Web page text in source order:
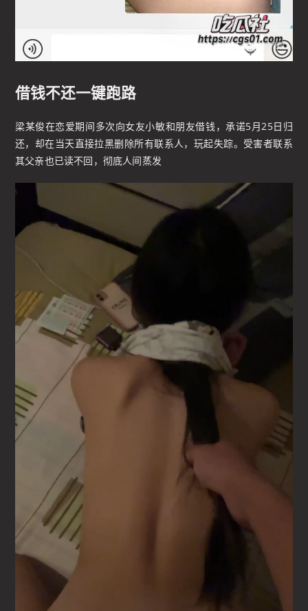
借钱不还一键跑路
梁某俊在恋爱期间多次向女友小敏和朋友借钱，承诺5月25日归
还，却在当天直接拉黑删除所有联系人，玩起失踪。受害者联系
其父亲也已读不回，彻底人间蒸发